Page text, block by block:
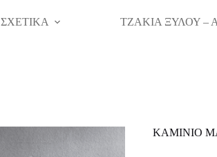
ΣΧΕΤΙΚΑ ΤΖΑΚΙΑ ΞΥΛΟΥ –
KAMINIO